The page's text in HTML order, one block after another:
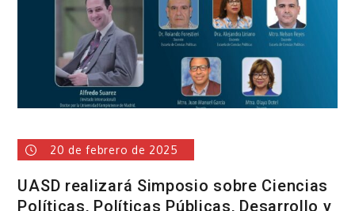
pobreza
extrema
aplicando
políticas
públicas
con
social
20 de febrero de 2025
UASD realizará Simposio sobre Ciencias
Políticas, Políticas Públicas, Desarrollo y